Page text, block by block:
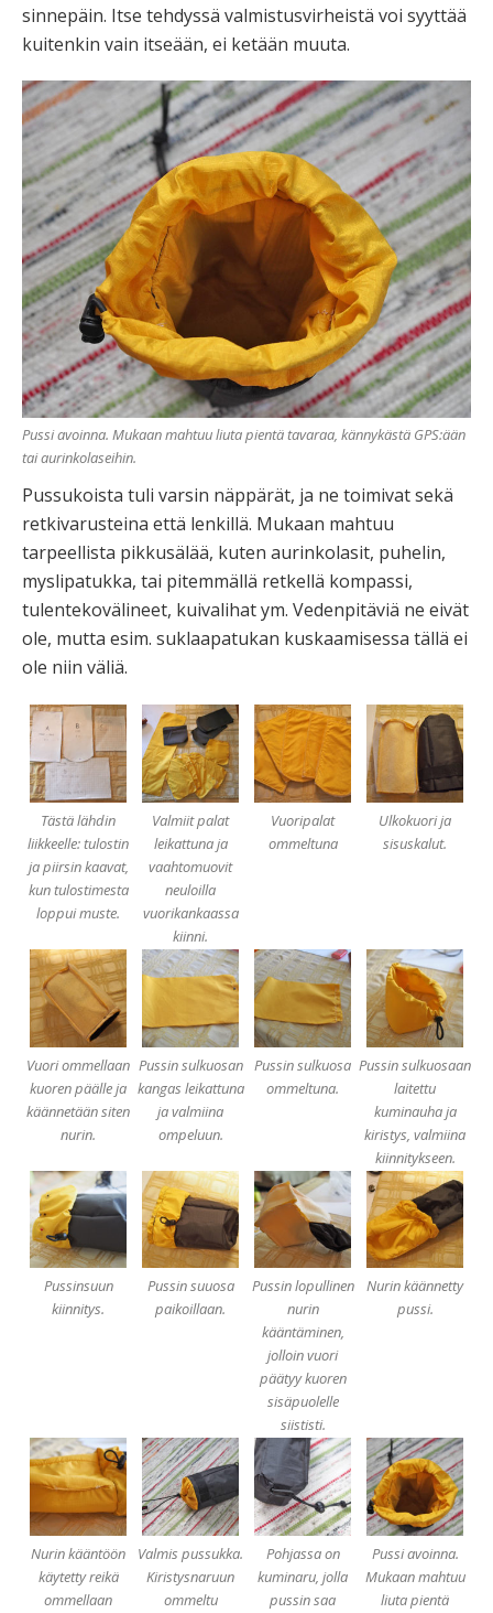
sinnepäin. Itse tehdyssä valmistusvirheistä voi syyttää
kuitenkin vain itseään, ei ketään muuta.
Pussi avoinna. Mukaan mahtuu liuta pientä tavaraa, kännykästä GPS:ään
tai aurinkolaseihin.
Pussukoista tuli varsin näppärät, ja ne toimivat sekä
retkivarusteina että lenkillä. Mukaan mahtuu
tarpeellista pikkusälää, kuten aurinkolasit, puhelin,
myslipatukka, tai pitemmällä retkellä kompassi,
tulentekovälineet, kuivalihat ym. Vedenpitäviä ne eivät
ole, mutta esim. suklaapatukan kuskaamisessa tällä ei
ole niin väliä.
Tästä lähdin
liikkeelle: tulostin
ja piirsin kaavat,
kun tulostimesta
loppui muste.
Valmiit palat
leikattuna ja
vaahtomuovit
neuloilla
vuorikankaassa
kiinni.
Vuoripalat
ommeltuna
Ulkokuori ja
sisuskalut.
Vuori ommellaan
kuoren päälle ja
käännetään siten
nurin.
Pussin sulkuosan
kangas leikattuna
ja valmiina
ompeluun.
Pussin sulkuosa
ommeltuna.
Pussin sulkuosaan
laitettu
kuminauha ja
kiristys, valmiina
kiinnitykseen.
Pussinsuun
kiinnitys.
Pussin suuosa
paikoillaan.
Pussin lopullinen
nurin
kääntäminen,
jolloin vuori
päätyy kuoren
sisäpuolelle
siististi.
Nurin käännetty
pussi.
Nurin kääntöön
käytetty reikä
ommellaan
Valmis pussukka.
Kiristysnaruun
ommeltu
Pohjassa on
kuminaru, jolla
pussin saa
Pussi avoinna.
Mukaan mahtuu
liuta pientä